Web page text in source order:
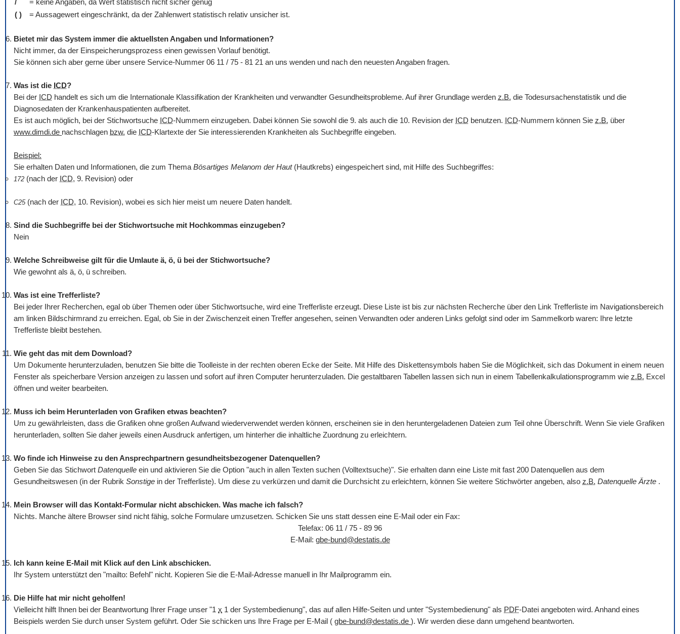
/
= keine Angaben, da Wert statistisch nicht sicher genug
( )
= Aussagewert eingeschränkt, da der Zahlenwert statistisch relativ unsicher ist.
Bietet mir das System immer die aktuellsten Angaben und Informationen?
Nicht immer, da der Einspeicherungsprozess einen gewissen Vorlauf benötigt.
Sie können sich aber gerne über unsere Service-Nummer 06 11 / 75 - 81 21 an uns wenden und nach den neuesten Angaben fragen.
Was ist die ICD?
Bei der ICD handelt es sich um die Internationale Klassifikation der Krankheiten und verwandter Gesundheitsprobleme. Auf ihrer Grundlage werden z.B. die Todesursachenstatistik und die
Diagnosedaten der Krankenhauspatienten aufbereitet.
Es ist auch möglich, bei der Stichwortsuche ICD-Nummern einzugeben. Dabei können Sie sowohl die 9. als auch die 10. Revision der ICD benutzen. ICD-Nummern können Sie z.B. über
www.dimdi.de nachschlagen bzw. die ICD-Klartexte der Sie interessierenden Krankheiten als Suchbegriffe eingeben.
Beispiel:
Sie erhalten Daten und Informationen, die zum Thema Bösartiges Melanom der Haut (Hautkrebs) eingespeichert sind, mit Hilfe des Suchbegriffes:
172 (nach der ICD, 9. Revision) oder
C25 (nach der ICD, 10. Revision), wobei es sich hier meist um neuere Daten handelt.
Sind die Suchbegriffe bei der Stichwortsuche mit Hochkommas einzugeben?
Nein
Welche Schreibweise gilt für die Umlaute ä, ö, ü bei der Stichwortsuche?
Wie gewohnt als ä, ö, ü schreiben.
Was ist eine Trefferliste?
Bei jeder Ihrer Recherchen, egal ob über Themen oder über Stichwortsuche, wird eine Trefferliste erzeugt. Diese Liste ist bis zur nächsten Recherche über den Link Trefferliste im Navigationsbereich
am linken Bildschirmrand zu erreichen. Egal, ob Sie in der Zwischenzeit einen Treffer angesehen, seinen Verwandten oder anderen Links gefolgt sind oder im Sammelkorb waren: Ihre letzte
Trefferliste bleibt bestehen.
Wie geht das mit dem Download?
Um Dokumente herunterzuladen, benutzen Sie bitte die Toolleiste in der rechten oberen Ecke der Seite. Mit Hilfe des Diskettensymbols haben Sie die Möglichkeit, sich das Dokument in einem neuen
Fenster als speicherbare Version anzeigen zu lassen und sofort auf ihren Computer herunterzuladen. Die gestaltbaren Tabellen lassen sich nun in einem Tabellenkalkulationsprogramm wie z.B. Excel
öffnen und weiter bearbeiten.
Muss ich beim Herunterladen von Grafiken etwas beachten?
Um zu gewährleisten, dass die Grafiken ohne großen Aufwand wiederverwendet werden können, erscheinen sie in den heruntergeladenen Dateien zum Teil ohne Überschrift. Wenn Sie viele Grafiken
herunterladen, sollten Sie daher jeweils einen Ausdruck anfertigen, um hinterher die inhaltliche Zuordnung zu erleichtern.
Wo finde ich Hinweise zu den Ansprechpartnern gesundheitsbezogener Datenquellen?
Geben Sie das Stichwort Datenquelle ein und aktivieren Sie die Option "auch in allen Texten suchen (Volltextsuche)". Sie erhalten dann eine Liste mit fast 200 Datenquellen aus dem
Gesundheitswesen (in der Rubrik Sonstige in der Trefferliste). Um diese zu verkürzen und damit die Durchsicht zu erleichtern, können Sie weitere Stichwörter angeben, also z.B. Datenquelle Ärzte .
Mein Browser will das Kontakt-Formular nicht abschicken. Was mache ich falsch?
Nichts. Manche ältere Browser sind nicht fähig, solche Formulare umzusetzen. Schicken Sie uns statt dessen eine E-Mail oder ein Fax:
Telefax: 06 11 / 75 - 89 96
E-Mail: gbe-bund@destatis.de
Ich kann keine E-Mail mit Klick auf den Link abschicken.
Ihr System unterstützt den "mailto: Befehl" nicht. Kopieren Sie die E-Mail-Adresse manuell in Ihr Mailprogramm ein.
Die Hilfe hat mir nicht geholfen!
Vielleicht hilft Ihnen bei der Beantwortung Ihrer Frage unser "1 x 1 der Systembedienung", das auf allen Hilfe-Seiten und unter "Systembedienung" als PDF-Datei angeboten wird. Anhand eines
Beispiels werden Sie durch unser System geführt. Oder Sie schicken uns Ihre Frage per E-Mail ( gbe-bund@destatis.de ). Wir werden diese dann umgehend beantworten.